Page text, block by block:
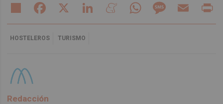
Share Facebook LinkedIn MeneameWhatsAppMessageEmail
HOSTELEROS TURISMO
Redacción